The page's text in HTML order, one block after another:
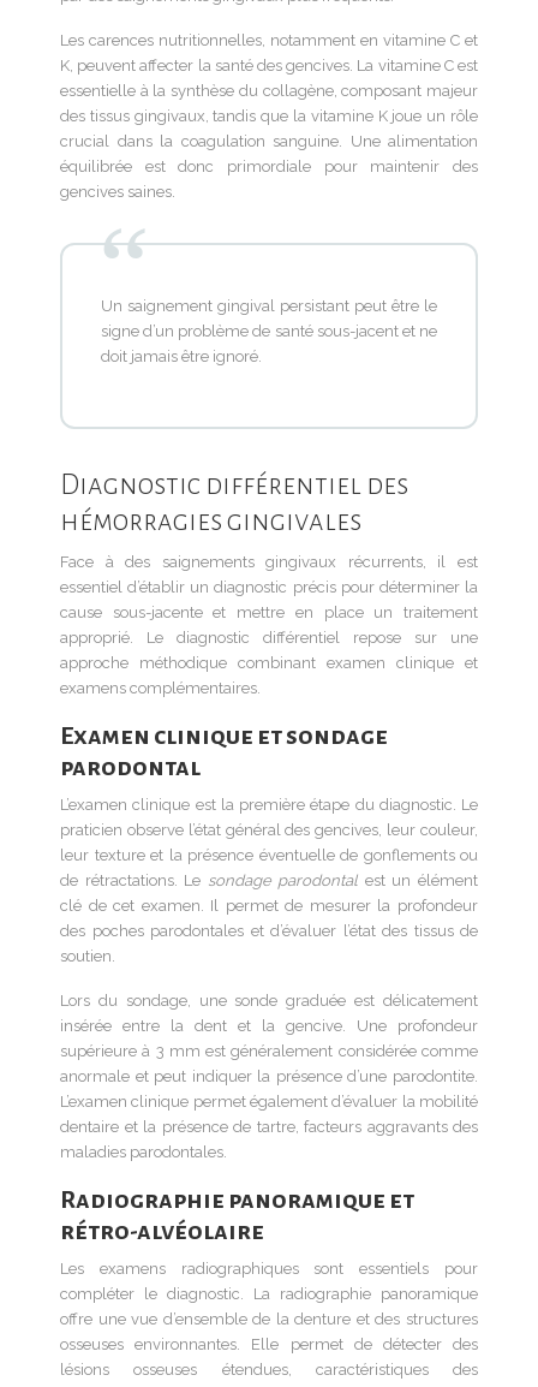
Les carences nutritionnelles, notamment en vitamine C et
K, peuvent affecter la santé des gencives. La vitamine C est
essentielle à la synthèse du collagène, composant majeur
des tissus gingivaux, tandis que la vitamine K joue un rôle
crucial dans la coagulation sanguine. Une alimentation
équilibrée est donc primordiale pour maintenir des
gencives saines.
Un saignement gingival persistant peut être le
signe d’un problème de santé sous-jacent et ne
doit jamais être ignoré.
Diagnostic différentiel des
hémorragies gingivales
Face à des saignements gingivaux récurrents, il est
essentiel d’établir un diagnostic précis pour déterminer la
cause sous-jacente et mettre en place un traitement
approprié. Le diagnostic différentiel repose sur une
approche méthodique combinant examen clinique et
examens complémentaires.
Examen clinique et sondage
parodontal
L’examen clinique est la première étape du diagnostic. Le
praticien observe l’état général des gencives, leur couleur,
leur texture et la présence éventuelle de gonflements ou
de rétractations. Le sondage parodontal est un élément
clé de cet examen. Il permet de mesurer la profondeur
des poches parodontales et d’évaluer l’état des tissus de
soutien.
Lors du sondage, une sonde graduée est délicatement
insérée entre la dent et la gencive. Une profondeur
supérieure à 3 mm est généralement considérée comme
anormale et peut indiquer la présence d’une parodontite.
L’examen clinique permet également d’évaluer la mobilité
dentaire et la présence de tartre, facteurs aggravants des
maladies parodontales.
Radiographie panoramique et
rétro-alvéolaire
Les examens radiographiques sont essentiels pour
compléter le diagnostic. La radiographie panoramique
offre une vue d’ensemble de la denture et des structures
osseuses environnantes. Elle permet de détecter des
lésions osseuses étendues, caractéristiques des